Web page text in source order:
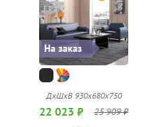
На заказ
ДхШхВ 930х680х750
22 023 ₽ 25 909 ₽